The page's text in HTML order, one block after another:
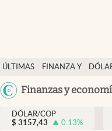
ÚLTIMAS
NOTICIAS
FINANZA Y
Finanzas y
Salud y nutrición
Vida espiritual
Actualidad
DÓLAR/COP
$ 3157,43 0.13%